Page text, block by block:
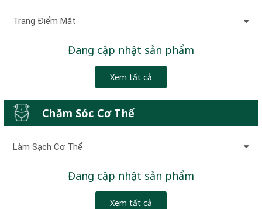
Trang Điểm Mặt
Đang cập nhật sản phẩm
Xem tất cả
Chăm Sóc Cơ Thể
Làm Sạch Cơ Thể
Đang cập nhật sản phẩm
Xem tất cả